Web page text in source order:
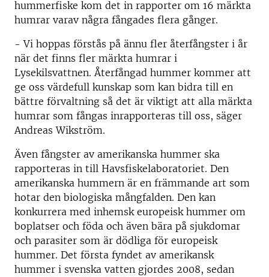
hummerfiske kom det in rapporter om 16 märkta
humrar varav några fångades flera gånger.
- Vi hoppas förstås på ännu fler återfångster i år
när det finns fler märkta humrar i
Lysekilsvattnen. Återfångad hummer kommer att
ge oss värdefull kunskap som kan bidra till en
bättre förvaltning så det är viktigt att alla märkta
humrar som fångas inrapporteras till oss, säger
Andreas Wikström.
Även fångster av amerikanska hummer ska
rapporteras in till Havsfiskelaboratoriet. Den
amerikanska hummern är en främmande art som
hotar den biologiska mångfalden. Den kan
konkurrera med inhemsk europeisk hummer om
boplatser och föda och även bära på sjukdomar
och parasiter som är dödliga för europeisk
hummer. Det första fyndet av amerikansk
hummer i svenska vatten gjordes 2008, sedan